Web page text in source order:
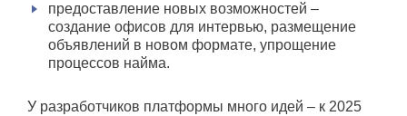
предоставление новых возможностей –
создание офисов для интервью, размещение
объявлений в новом формате, упрощение
процессов найма.
У разработчиков платформы много идей – к 2025